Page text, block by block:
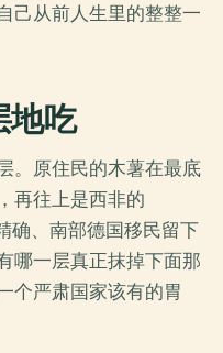
己从前人生里的整整一
地吃
。原住民的木薯在最底
再往上是西非的
确、南部德国移民留下
哪一层真正抹掉下面那
个严肃国家该有的胃